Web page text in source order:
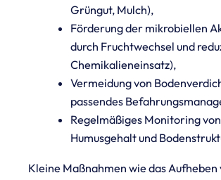
Grüngut, Mulch),
Förderung der mikrobiellen
durch Fruchtwechsel und
Chemikalieneinsatz),
Vermeidung von
passendes
Regelmäßiges Monitoring
Humusgehalt und
Kleine Maßnahmen wie das Aufheben